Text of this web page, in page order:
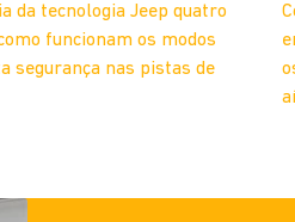
da tecnologia Jeep quatro
funcionam os modos
segurança nas pistas de